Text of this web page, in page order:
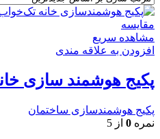
مقایسه
مشاهده سریع
افزودن به علاقه مندی
پکیج هوشمند سازی
پکیج هوشمندسازی ساختمان
نمره 0 از 5